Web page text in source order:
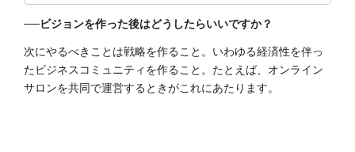
──ビジョンを作った後はどうしたらいいですか？
次にやるべきことは戦略を作ること。いわゆる経済性を伴っ
たビジネスコミュニティを作ること。たとえば、オンライン
サロンを共同で運営するときがこれにあたります。